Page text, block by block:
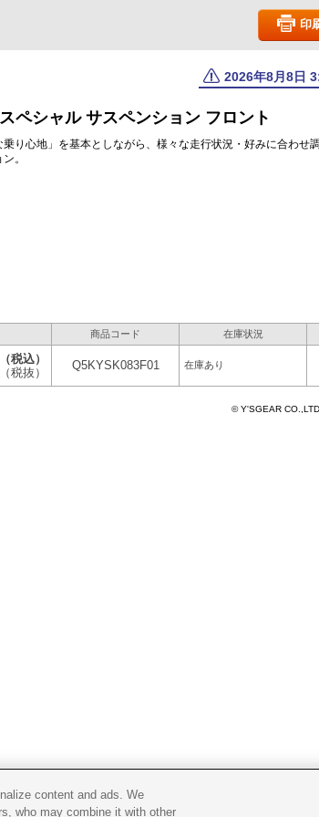
印
2026年8月8日
ペシャル サスペンション フロント
乗り心地」を基本としながら、様々な走行状況・好みに合わせ
。
商品コード 在庫状況
（税込）
（税抜）
Q5KYSK083F01 在庫あり
© Y'SGEAR
content and ads. We
who may combine it with other